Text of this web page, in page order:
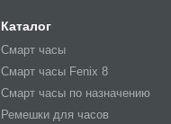
Каталог
Смарт часы
Смарт часы Fenix 8
Смарт часы по назначению
Ремешки для часов